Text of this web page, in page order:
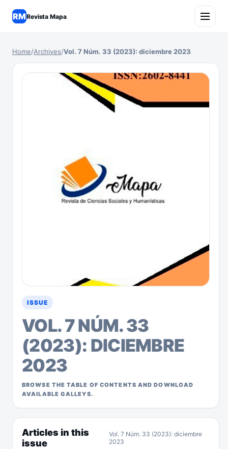
RMRevista Mapa
Home/Archives/Vol. 7 Núm. 33 (2023): diciembre 2023
ISSUE
VOL. 7 NÚM. 33
(2023): DICIEMBRE
2023
BROWSE THE TABLE OF CONTENTS AND DOWNLOAD
AVAILABLE GALLEYS.
Articles in this
issue
Vol. 7 Núm. 33 (2023): diciembre
2023